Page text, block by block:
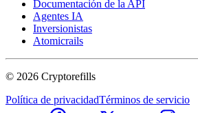
Documentación de la API
Agentes IA
Inversionistas
Atomicrails
© 2026 Cryptorefills
Política de privacidadTérminos de servicio